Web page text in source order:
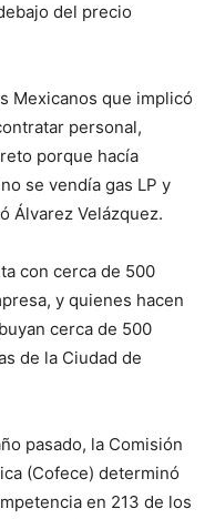
del precio
Mexicanos que implicó
personal,
porque hacía
se vendía gas LP y
Álvarez Velázquez.
con cerca de 500
y quienes hacen
cerca de 500
de la Ciudad de
pasado, la Comisión
(Cofece) determinó
en 213 de los